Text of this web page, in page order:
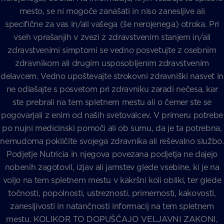
mesto, se ni mogoče zanašati in niso zanesljive ali
specifične za vas in/ali vašega (še nerojenega) otroka. Pri
vseh vprašanjih v zvezi z zdravstvenim stanjem in/ali
zdravstvenimi simptomi se vedno posvetujte z osebnim
zdravnikom ali drugim usposobljenim zdravstvenim
delavcem. Vedno upoštevajte strokovni zdravniški nasvet in
ne odlašajte s posvetom pri zdravniku zaradi nečesa, kar
ste prebrali na tem spletnem mestu ali o čemer ste se
pogovarjali z enim od naših svetovalcev. V primeru potrebe
po nujni medicinski pomoči ali ob sumu, da je ta potrebna,
nemudoma pokličite svojega zdravnika ali reševalno službo.
Podjetje Nutricia in njegova povezana podjetja ne dajejo
nobenih zagotovil, izjav ali jamstev glede vsebine, ki je na
voljo na tem spletnem mestu v kakršni koli obliki, ter glede
točnosti, popolnosti, ustreznosti, primernosti, kakovosti,
zanesljivosti in natančnosti informacij na tem spletnem
mestu. KOLIKOR TO DOPUŠČAJO VELJAVNI ZAKONI,